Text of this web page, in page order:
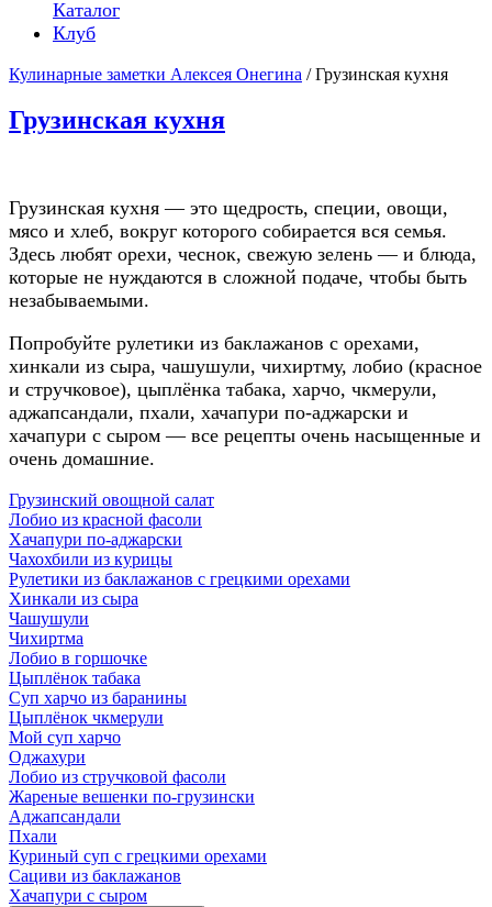
Каталог
Клуб
Кулинарные заметки Алексея Онегина / Грузинская кухня
Грузинская кухня
Грузинская кухня — это щедрость, специи, овощи,
мясо и хлеб, вокруг которого собирается вся семья.
Здесь любят орехи, чеснок, свежую зелень — и блюда,
которые не нуждаются в сложной подаче, чтобы быть
незабываемыми.
Попробуйте рулетики из баклажанов с орехами,
хинкали из сыра, чашушули, чихиртму, лобио (красное
и стручковое), цыплёнка табака, харчо, чкмерули,
аджапсандали, пхали, хачапури по-аджарски и
хачапури с сыром — все рецепты очень насыщенные и
очень домашние.
Грузинский овощной салат
Лобио из красной фасоли
Хачапури по-аджарски
Чахохбили из курицы
Рулетики из баклажанов с грецкими орехами
Хинкали из сыра
Чашушули
Чихиртма
Лобио в горшочке
Цыплёнок табака
Суп харчо из баранины
Цыплёнок чкмерули
Мой суп харчо
Оджахури
Лобио из стручковой фасоли
Жареные вешенки по-грузински
Аджапсандали
Пхали
Куриный суп с грецкими орехами
Сациви из баклажанов
Хачапури с сыром